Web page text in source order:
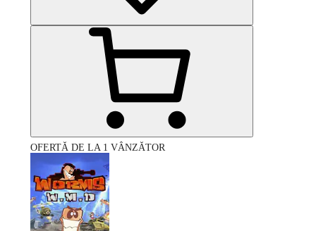
OFERTĂ DE LA 1 VÂNZĂTOR